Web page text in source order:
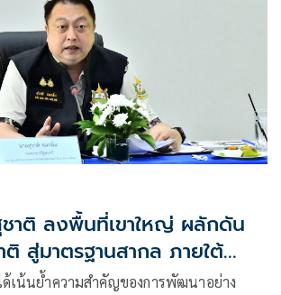
พยากรธรรมชาติ โดยเฉพาะ
าติ ลงพื้นที่เขาใหญ่ ผลักดัน
สู่มาตรฐานสากล ภายใต้
สุขใจ ปลอดภัย ได้มาตรฐาน'
เน้นย้ำความสำคัญของการพัฒนาอย่าง